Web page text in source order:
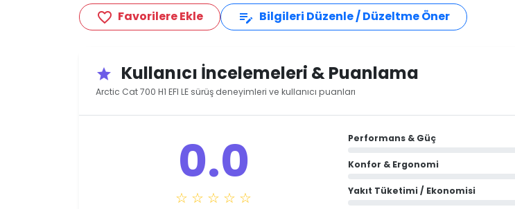
favorite_border Favorilere Ekle edit_note Bilgileri Düzenle / Düzeltme Öner
star Kullanıcı İncelemeleri & Puanlama
Arctic Cat 700 H1 EFI LE sürüş deneyimleri ve kullanıcı puanları
0.0
☆ ☆ ☆ ☆ ☆
Performans & Güç
Konfor & Ergonomi
Yakıt Tüketimi / Ekonomisi